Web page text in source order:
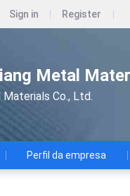
Sign in Register
Metal
Co., Ltd.
Perfil da empresa